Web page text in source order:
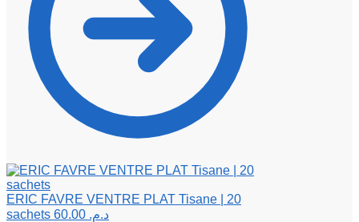
ERIC FAVRE VENTRE PLAT Tisane | 20
sachets
د.م.